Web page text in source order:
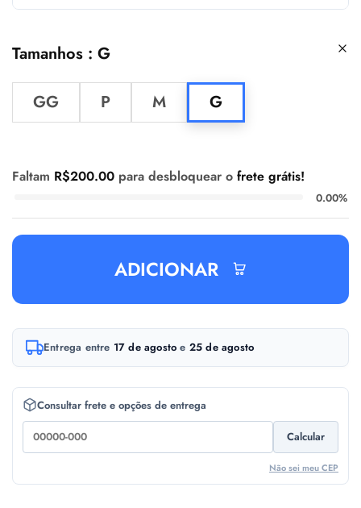
Tamanhos G
GG P M G
Faltam R$200.00 para desbloquear o frete grátis!
0.00%
ADICIONAR
A
Entrega entre 17 de agosto e 25 de agosto
Consultar frete e opções de entrega
Calcular
Não sei meu CEP